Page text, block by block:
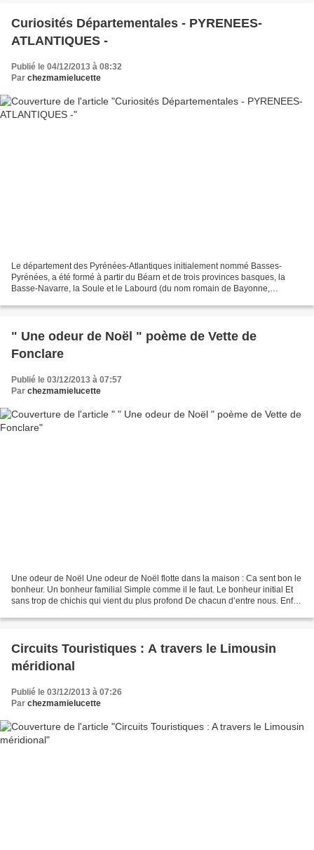
Curiosités Départementales - PYRENEES-
ATLANTIQUES -
Publié le 04/12/2013 à 08:32
Par chezmamielucette
Le département des Pyrénées-Atlantiques initialement nommé Basses-
Pyrénées, a été formé à partir du Béarn et de trois provinces basques, la
Basse-Navarre, la Soule et le Labourd (du nom romain de Bayonne,
" Une odeur de Noël " poème de Vette de
Fonclare
Publié le 03/12/2013 à 07:57
Par chezmamielucette
Une odeur de Noël Une odeur de Noël flotte dans la maison : Ca sent bon le
bonheur. Un bonheur familial Simple comme il le faut. Le bonheur initial Et
sans trop de chichis qui vient du plus profond De chacun d’entre nous. Enfin
Circuits Touristiques : A travers le Limousin
méridional
Publié le 03/12/2013 à 07:26
Par chezmamielucette